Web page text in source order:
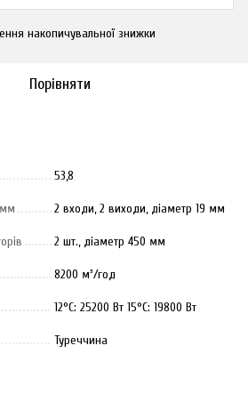
накопичувальної знижки
Порівняти
53,8
мм 2 входи, 2 виходи, діаметр 19 мм
2 шт., діаметр 450 мм
8200 м³/год
12°C: 25200 Вт 15°C: 19800 Вт
Туреччина